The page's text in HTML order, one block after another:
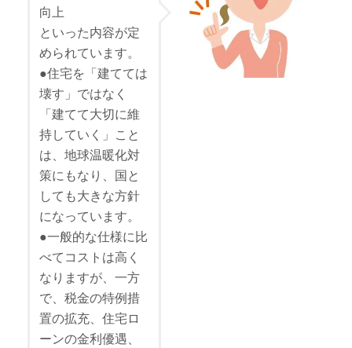
向上
といった内容が定
められています。
●住宅を「建てては
壊す」ではなく
「建てて大切に維
持していく」こと
は、地球温暖化対
策にもなり、国と
しても大きな方針
になっています。
●一般的な仕様に比
べてコストは高く
なりますが、一方
で、税金の特例措
置の拡充、住宅ロ
ーンの金利優遇、